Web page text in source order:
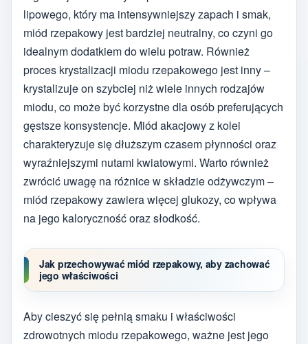
lipowego, który ma intensywniejszy zapach i smak,
miód rzepakowy jest bardziej neutralny, co czyni go
idealnym dodatkiem do wielu potraw. Również
proces krystalizacji miodu rzepakowego jest inny –
krystalizuje on szybciej niż wiele innych rodzajów
miodu, co może być korzystne dla osób preferujących
gęstsze konsystencje. Miód akacjowy z kolei
charakteryzuje się dłuższym czasem płynności oraz
wyraźniejszymi nutami kwiatowymi. Warto również
zwrócić uwagę na różnice w składzie odżywczym –
miód rzepakowy zawiera więcej glukozy, co wpływa
na jego kaloryczność oraz słodkość.
Jak przechowywać miód rzepakowy, aby zachować
jego właściwości
Aby cieszyć się pełnią smaku i właściwości
zdrowotnych miodu rzepakowego, ważne jest jego